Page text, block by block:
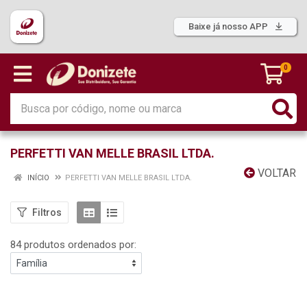
Baixe já nosso APP
0
PERFETTI VAN MELLE BRASIL LTDA.
VOLTAR
INÍCIO PERFETTI VAN MELLE BRASIL LTDA.
Filtros
84 produtos ordenados por: